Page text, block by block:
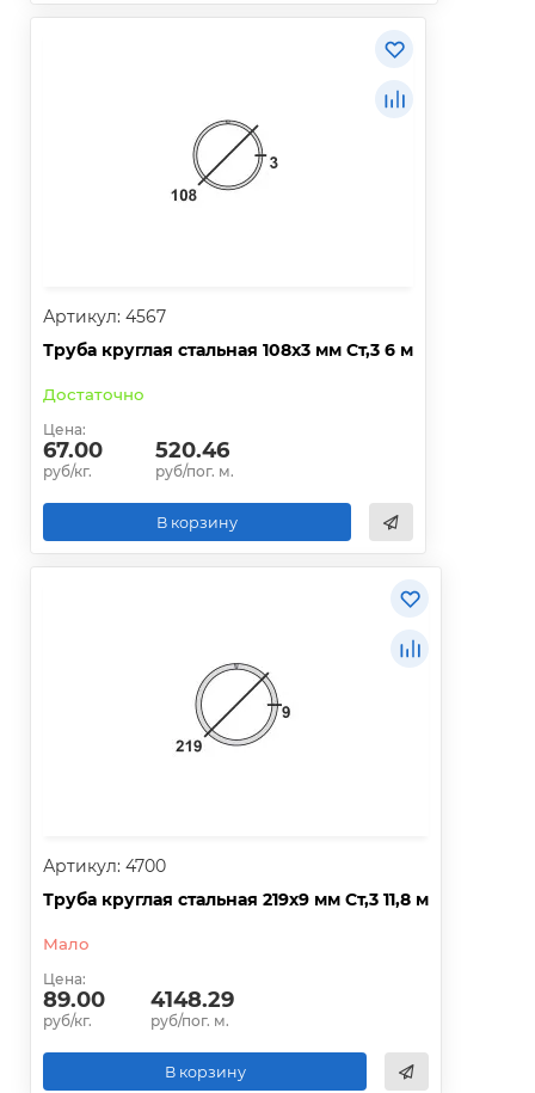
Артикул: 4567
Труба круглая стальная 108х3 мм Ст,3 6 м
Достаточно
Цена:
67.00
руб/кг.
520.46
руб/пог. м.
В корзину
Артикул: 4700
Труба круглая стальная 219х9 мм Ст,3 11,8 м
Мало
Цена:
89.00
руб/кг.
4148.29
руб/пог. м.
В корзину